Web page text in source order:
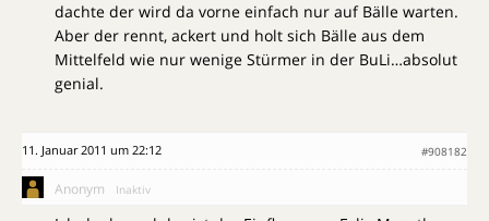
dachte der wird da vorne einfach nur auf Bälle warten.
Aber der rennt, ackert und holt sich Bälle aus dem
Mittelfeld wie nur wenige Stürmer in der BuLi…absolut
genial.
11. Januar 2011 um 22:12 #908182
Anonym Inaktiv